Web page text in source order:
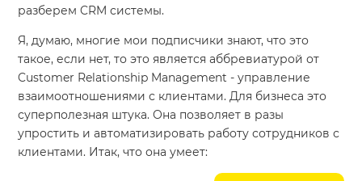
разберем CRM системы.
Я, думаю, многие мои подписчики знают, что это
такое, если нет, то это является аббревиатурой от
Customer Relationship Management - управление
взаимоотношениями с клиентами. Для бизнеса это
суперполезная штука. Она позволяет в разы
упростить и автоматизировать работу сотрудников с
клиентами. Итак, что она умеет: